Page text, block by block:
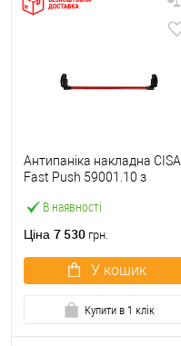
В наявності
Антипаніка накладна CISA
Fast Push 59001.10 з
червона
Ціна 7 530 грн.
У кошик
Купити в 1 клік